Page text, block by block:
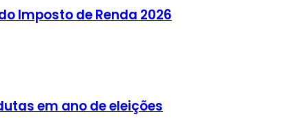
Imposto de Renda 2026
em ano de eleições